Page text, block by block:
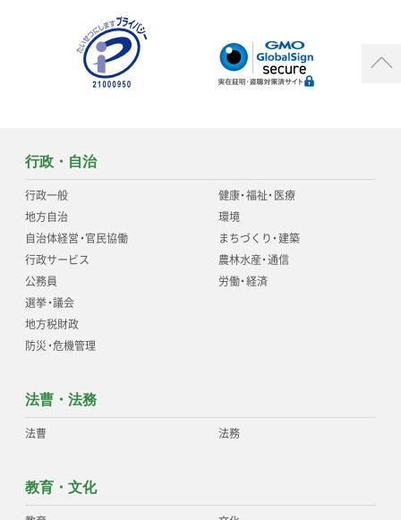
行政・自治
行政一般
地方自治
自治体経営・官民協働
行政サービス
公務員
選挙・議会
地方税財政
防災・危機管理
健康・福祉・医療
環境
まちづくり・建築
農林水産・通信
労働・経済
法曹・法務
法曹 法務
教育・文化